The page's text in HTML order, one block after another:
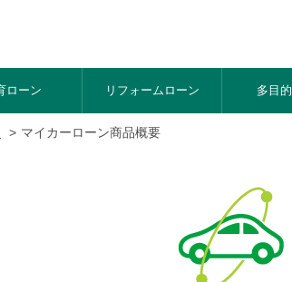
ローン リフォーム ローン 多目的
マイカーローン商品概要